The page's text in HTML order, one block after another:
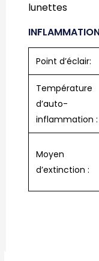
lunettes
Point d’éclair:
Température
d’auto-
inflammation :
Moyen
d’extinction :